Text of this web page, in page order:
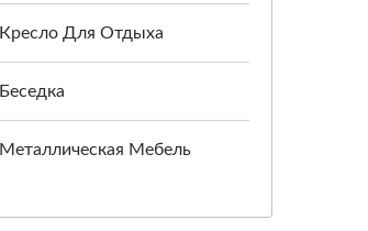
Кресло Для Отдыха
Беседка
Металлическая Мебель